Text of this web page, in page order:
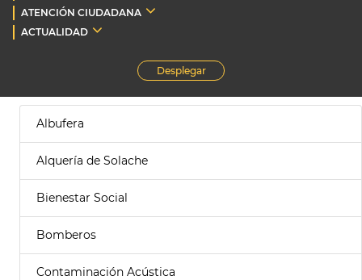
ATENCIÓN CIUDADANA
ACTUALIDAD
Desplegar
Albufera
Alquería de Solache
Bienestar Social
Bomberos
Contaminación Acústica